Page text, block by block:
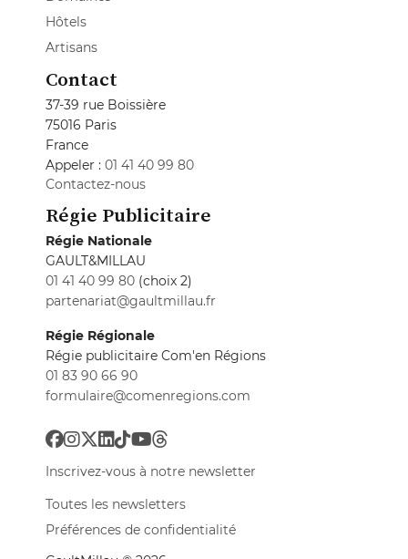
Hôtels
Artisans
Contact
37-39 rue Boissière
75016 Paris
France
Appeler : 01 41 40 99 80
Contactez-nous
Régie Publicitaire
Régie Nationale
GAULT&MILLAU
01 41 40 99 80 (choix 2)
partenariat@gaultmillau.fr
Régie Régionale
Régie publicitaire Com'en Régions
01 83 90 66 90
formulaire@comenregions.com
Inscrivez-vous à notre newsletter
Toutes les newsletters
Préférences de confidentialité